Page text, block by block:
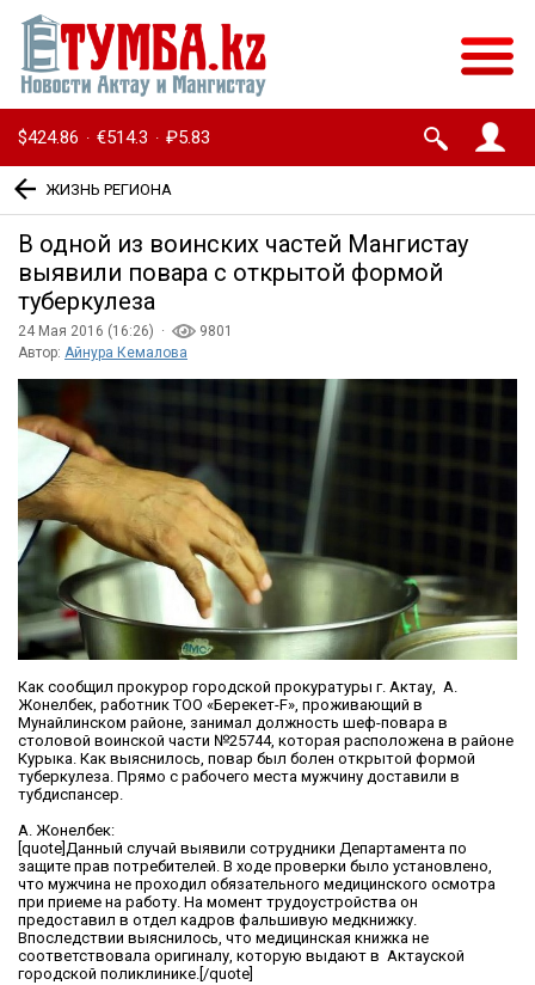
$424.86 · €514.3 · ₽5.83
ЖИЗНЬ РЕГИОНА
В одной из воинских частей Мангистау
выявили повара с открытой формой
туберкулеза
24 Мая 2016 (16:26) ·
9801
Автор: Айнура Кемалова
Как сообщил прокурор городской прокуратуры г. Актау, А.
Жонелбек, работник ТОО «Берекет-F», проживающий в
Мунайлинском районе, занимал должность шеф-повара в
столовой воинской части №25744, которая расположена в районе
Курыка. Как выяснилось, повар был болен открытой формой
туберкулеза. Прямо с рабочего места мужчину доставили в
тубдиспансер.
А. Жонелбек:
[quote]Данный случай выявили сотрудники Департамента по
защите прав потребителей. В ходе проверки было установлено,
что мужчина не проходил обязательного медицинского осмотра
при приеме на работу. На момент трудоустройства он
предоставил в отдел кадров фальшивую медкнижку.
Впоследствии выяснилось, что медицинская книжка не
соответствовала оригиналу, которую выдают в Актауской
городской поликлинике.[/quote]